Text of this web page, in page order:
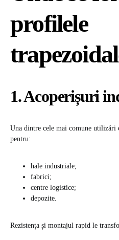
profilele
1. Acoperișuri
Una dintre cele mai comune utilizări
pentru:
hale industriale;
fabrici;
centre logistice;
depozite.
Rezistența și montajul rapid le